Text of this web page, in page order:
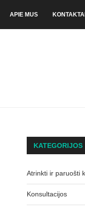
APIE MUS KONTAKTAI
KATEGORIJOS
Atrinkti ir paruošti
Konsultacijos